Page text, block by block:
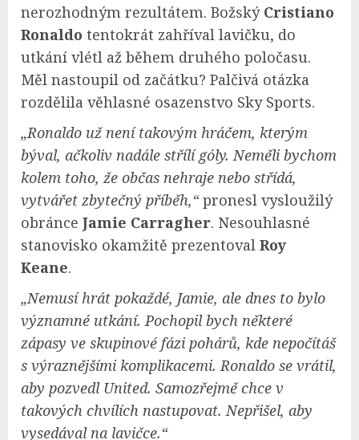
nerozhodným rezultátem. Božský Cristiano
Ronaldo tentokrát zahříval lavičku, do
utkání vlétl až během druhého poločasu.
Měl nastoupil od začátku? Palčivá otázka
rozdělila věhlasné osazenstvo Sky Sports.
„Ronaldo už není takovým hráčem, kterým
býval, ačkoliv nadále střílí góly. Neměli bychom
kolem toho, že občas nehraje nebo střídá,
vytvářet zbytečný příběh,“pronesl vysloužilý
obránce Jamie Carragher. Nesouhlasné
stanovisko okamžitě prezentoval Roy
Keane.
„Nemusí hrát pokaždé, Jamie, ale dnes to bylo
významné utkání. Pochopil bych některé
zápasy ve skupinové fázi pohárů, kde nepočítáš
s výraznějšími komplikacemi. Ronaldo se vrátil,
aby pozvedl United. Samozřejmě chce v
takových chvílích nastupovat. Nepřišel, aby
vysedával na lavičce.“